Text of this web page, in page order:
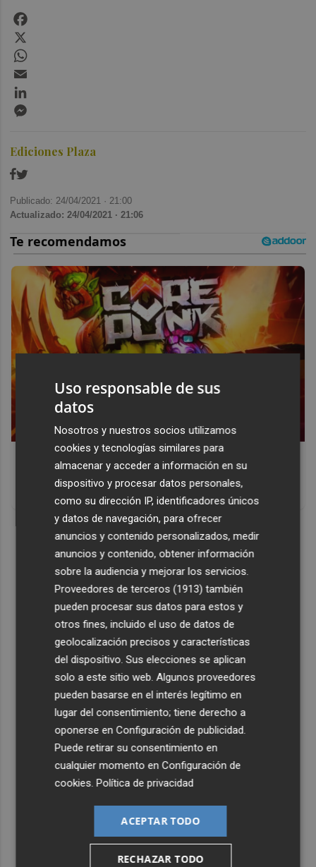
Ediciones Plaza
Publicado: 24/04/2021 · 21:00
Actualizado: 24/04/2021 · 21:06
Corepunk MMORPG
Un verdadero MMORPG de la vieja escuela ¡Cómo los de
antes, pero mejor!
DISCOVER WITH
Uso responsable de sus
datos
Nosotros y nuestros socios utilizamos
cookies y tecnologías similares para
almacenar y acceder a información en su
dispositivo y procesar datos personales,
como su dirección IP, identificadores únicos
y datos de navegación, para ofrecer
anuncios y contenido personalizados, medir
anuncios y contenido, obtener información
sobre la audiencia y mejorar los servicios.
Proveedores de terceros (1913) también
pueden procesar sus datos para estos y
otros fines, incluido el uso de datos de
geolocalización precisos y características
del dispositivo. Sus elecciones se aplican
solo a este sitio web. Algunos proveedores
pueden basarse en el interés legítimo en
lugar del consentimiento; tiene derecho a
oponerse enConfiguración de publicidad.
Puede retirar su consentimiento en
cualquier momento enConfiguración de
cookies.Política de privacidad
ACEPTAR TODO
RECHAZAR TODO